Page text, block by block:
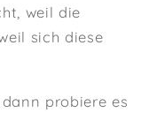
weil die
sich diese
probiere es